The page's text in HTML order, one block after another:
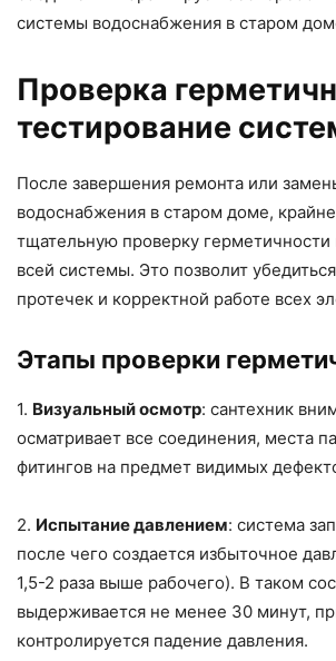
системы водоснабжения в старом
Проверка
тестирование
После завершения ремонта или
водоснабжения в старом доме,
тщательную проверку герметичности
всей системы. Это позволит
протечек и корректной работе всех
Этапы проверки
1. Визуальный осмотр: сантехник
осматривает все соединения, места
фитингов на предмет видимых
2. Испытание давлением: система
после чего создается избыточное
1,5-2 раза выше рабочего). В таком
выдерживается не менее 30 минут,
контролируется падение давления.